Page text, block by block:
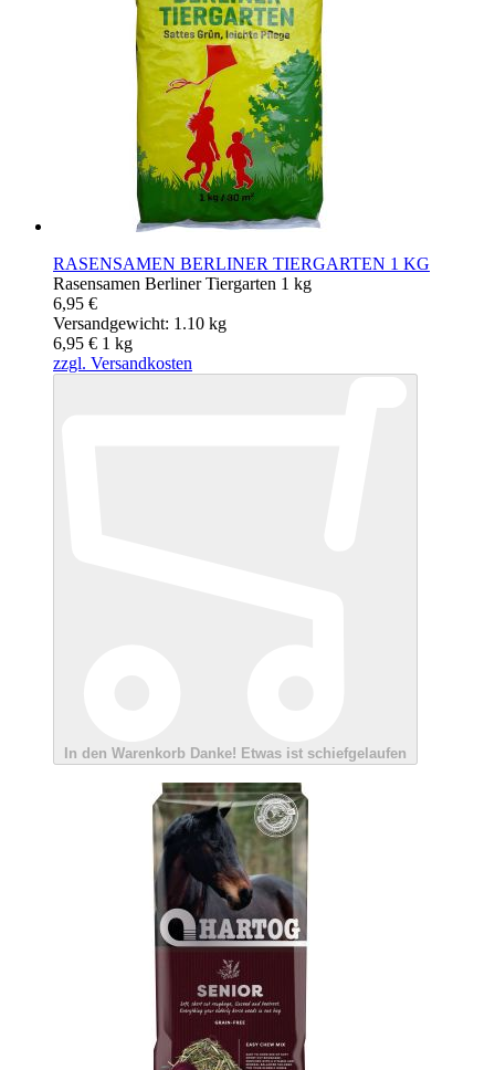
RASENSAMEN BERLINER TIERGARTEN 1 KG
Rasensamen Berliner Tiergarten 1 kg
6,95 €
Versandgewicht: 1.10 kg
6,95 € 1 kg
zzgl. Versandkosten
In den Warenkorb Danke! Etwas ist schiefgelaufen